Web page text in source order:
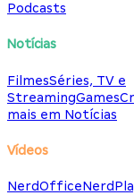
Podcasts
Notícias
FilmesSéries, TV e
StreamingGames
mais em Notícias
Vídeos
NerdOffice